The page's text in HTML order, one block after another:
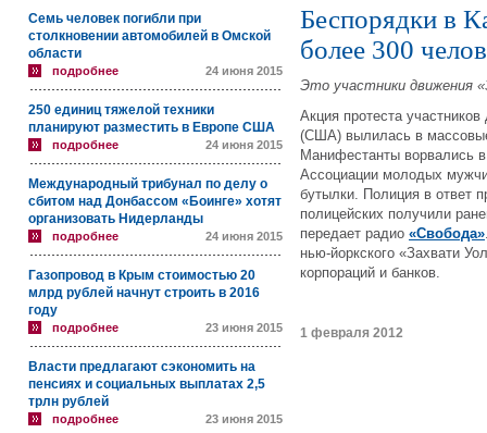
Семь человек погибли при
столкновении автомобилей в Омской
области
подробнее 24 июня 2015
250 единиц тяжелой техники
планируют разместить в Европе США
подробнее 24 июня 2015
Международный трибунал по делу о
сбитом над Донбассом «Боинге» хотят
организовать Нидерланды
подробнее 24 июня 2015
Газопровод в Крым стоимостью 20
млрд рублей начнут строить в 2016
году
подробнее 23 июня 2015
Власти предлагают сэкономить на
пенсиях и социальных выплатах 2,5
трлн рублей
подробнее 23 июня 2015
Беспорядки в
более 300
Это участники движения
Акция протеста
(США) вылилась в
Манифестанты ворвались
Ассоциации молодых
бутылки. Полиция в ответ
полицейских получили
передает радио «Свобода»
нью-йоркского «Захвати
корпораций и банков.
1 февраля 2012